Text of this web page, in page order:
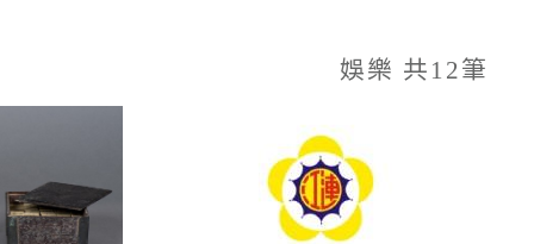
娛樂 共12筆